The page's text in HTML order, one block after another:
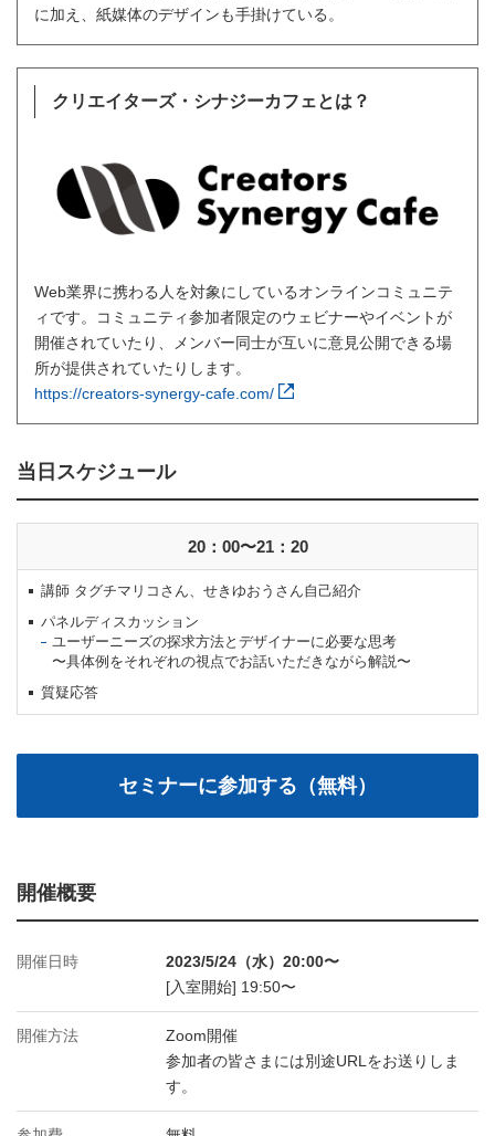
に加え、紙媒体のデザインも手掛けている。
クリエイターズ・シナジーカフェとは？
Web業界に携わる人を対象にしているオンラインコミュニテ
ィです。コミュニティ参加者限定のウェビナーやイベントが
開催されていたり、メンバー同士が互いに意見公開できる場
所が提供されていたりします。
https://creators-synergy-cafe.com/
当日スケジュール
20：00〜21：20
講師 タグチマリコさん、せきゆおうさん自己紹介
パネルディスカッション
ユーザーニーズの探求方法とデザイナーに必要な思考
〜具体例をそれぞれの視点でお話いただきながら解説〜
質疑応答
開催概要
開催日時
2023/5/24（水）20:00〜
[入室開始] 19:50〜
開催方法
Zoom開催
参加者の皆さまには別途URLをお送りしま
す。